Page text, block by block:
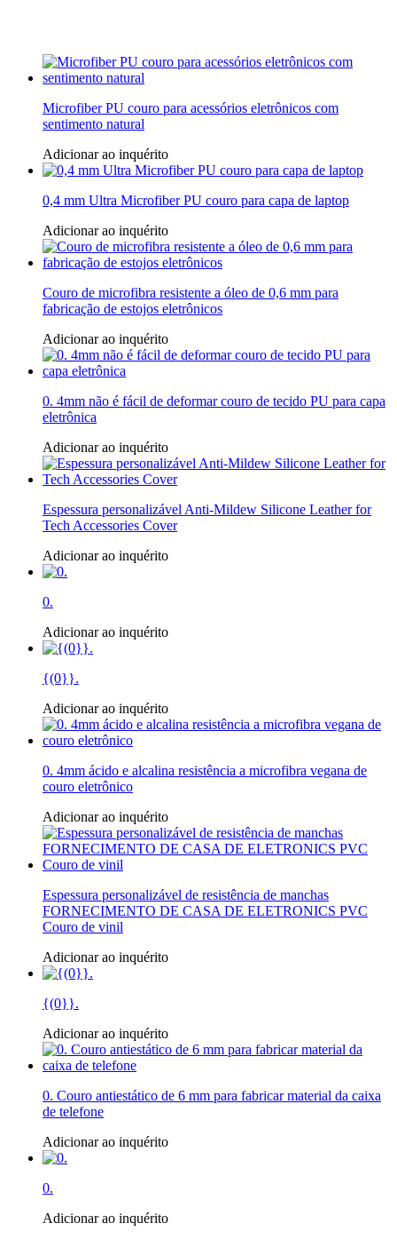
Microfiber PU couro para acessórios eletrônicos com
sentimento natural
Adicionar ao inquérito
0,4 mm Ultra Microfiber PU couro para capa de laptop
Adicionar ao inquérito
Couro de microfibra resistente a óleo de 0,6 mm para
fabricação de estojos eletrônicos
Adicionar ao inquérito
0. 4mm não é fácil de deformar couro de tecido PU para capa
eletrônica
Adicionar ao inquérito
Espessura personalizável Anti-Mildew Silicone Leather for
Tech Accessories Cover
Adicionar ao inquérito
0.
Adicionar ao inquérito
{(0}}.
Adicionar ao inquérito
0. 4mm ácido e alcalina resistência a microfibra vegana de
couro eletrônico
Adicionar ao inquérito
Espessura personalizável de resistência de manchas
FORNECIMENTO DE CASA DE ELETRONICS PVC
Couro de vinil
Adicionar ao inquérito
{(0}}.
Adicionar ao inquérito
0. Couro antiestático de 6 mm para fabricar material da caixa
de telefone
Adicionar ao inquérito
0.
Adicionar ao inquérito